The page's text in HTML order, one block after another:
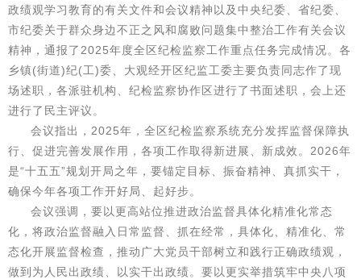
政绩观学习教育的有关文件和会议精神以及中央纪委、省纪委、
市纪委关于群众身边不正之风和腐败问题集中整治工作有关会议
精神，通报了2025年度全区纪检监察工作重点任务完成情况。各
乡镇(街道)纪(工)委、大观经开区纪监工委主要负责同志作了现
场述职，各派驻机构、纪检监察协作区进行了书面述职，会上还
进行了民主评议。
会议指出，2025年，全区纪检监察系统充分发挥监督保障执
行、促进完善发展作用，各项工作取得新进展、新成效。2026年
是“十五五”规划开局之年，要锚定目标、振奋精神、真抓实干，
确保今年各项工作开好局、起好步。
会议强调，要以更高站位推进政治监督具体化精准化常态
化，将政治监督融入日常监督、抓在经常，具体化、精准化、常
态化开展监督检查，推动广大党员干部树立和践行正确政绩观，
做到为人民出政绩、以实干出政绩。要以更实举措筑牢中央八项